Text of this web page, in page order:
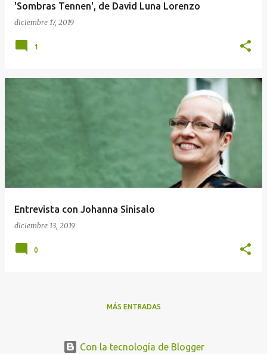
'Sombras Tennen', de David Luna Lorenzo
diciembre 17, 2019
1
Entrevista con Johanna Sinisalo
diciembre 13, 2019
0
MÁS ENTRADAS
Con la tecnología de Blogger